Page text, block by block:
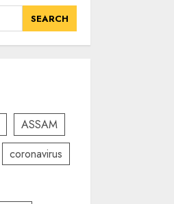
ASSAM
coronavirus